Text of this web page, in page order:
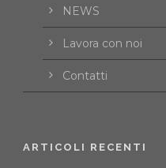
NEWS
Lavora con noi
Contatti
ARTICOLI RECENTI